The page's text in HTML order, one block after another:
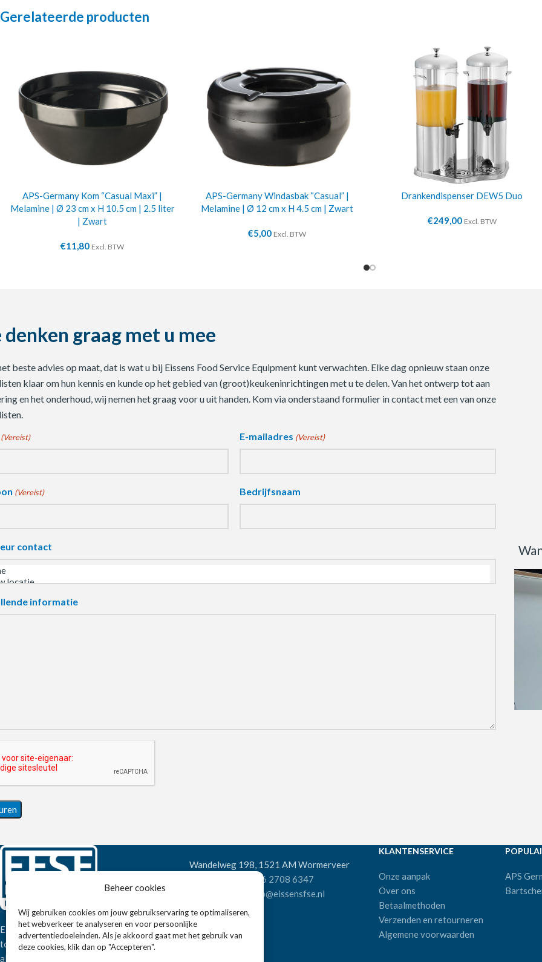
Beheer cookies
Wij gebruiken cookies om jouw gebruikservaring te optimaliseren,
het webverkeer te analyseren en voor persoonlijke
advertentiedoeleinden. Als je akkoord gaat met het gebruik van
deze cookies, klik dan op "Accepteren".
Gerelateerde producten
APS-Germany Kom “Casual Maxi” |
Melamine | Ø 23 cm x H 10.5 cm | 2.5 liter
| Zwart
€11,80 Excl. BTW
APS-Germany Windasbak “Casual” |
Melamine | Ø 12 cm x H 4.5 cm | Zwart
€5,00 Excl. BTW
Drankendispenser DEW5 Duo
€249,00 Excl. BTW
denken graag met u mee
beste advies op maat, dat is wat u bij Eissens Food Service Equipment kunt verwachten. Elke dag opnieuw staan onze
klaar om hun kennis en kunde op het gebied van (groot)keukeninrichtingen met u te delen. Van het ontwerp tot aan
en het onderhoud, wij nemen het graag voor u uit handen. Kom via onderstaand formulier in contact met een van onze
(Vereist) E-mailadres (Vereist)
(Vereist) Bedrijfsnaam
contact
informatie
Eissens FSE is een horeca
totaalleverancier. U vindt bij ons niet
alleen inspiratie maar ook een breed
Wandelweg 198, 1521 AM Wormerveer
+31 6 2708 6347
verkoop@eissensfse.nl
KLANTENSERVICE
Onze aanpak
Over ons
Betaalmethoden
Verzenden en retourneren
Algemene voorwaarden
APS